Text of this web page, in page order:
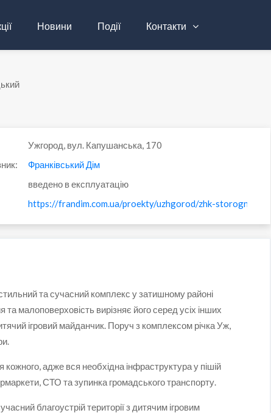
Новини Події Контакти
Ужгород, вул. Капушанська, 170
Франківський Дім
введено в експлуатацію
https://frandim.com.ua/proekty/uzhgorod/zhk-storognytskiy/
та сучасний комплекс у затишному районі
малоповерховість вирізняє його серед усіх інших
ігровий майданчик. Поруч з комплексом річка Уж,
адже вся необхідна інфраструктура у пішій
СТО та зупинка громадського транспорту.
благоустрій території з дитячим ігровим